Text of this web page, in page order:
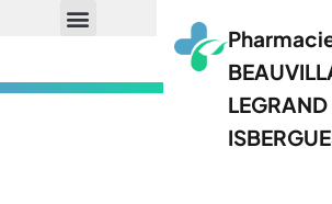
LEGRAND